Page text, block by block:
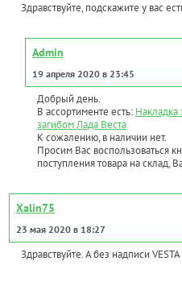
Здравствуйте, подскажите у вас
Admin
19 апреля 2020 в 23:45
Добрый день.
В ассортименте есть: Накладка
загибом Лада Веста
К сожалению, в наличии нет.
Просим Вас воспользоваться
поступления товара на склад,
Xalin75
23 мая 2020 в 18:27
Здравствуйте. А без надписи